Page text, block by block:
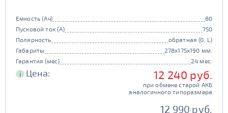
Емкость (Ач)
80
Пусковой ток (А)
750
Полярность
обратная (0, L)
Габариты
278x175x190 мм.
Гарантия (мес)
24 мес.
i Цена: 12 240 руб.
при обмене старой АКБ
аналогичного типоразмера
12 990 руб.